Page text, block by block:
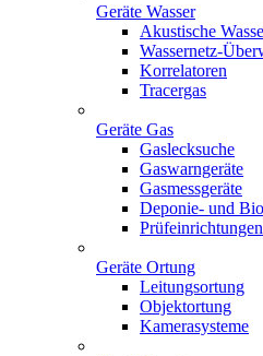
Geräte Wasser
Akustische
Wassernetz-
Korrelatoren
Tracergas
Geräte Gas
Gaslecksuche
Gaswarngeräte
Gasmessgeräte
Deponie- und
Prüfeinrichtungen
Geräte Ortung
Leitungsortung
Objektortung
Kamerasysteme